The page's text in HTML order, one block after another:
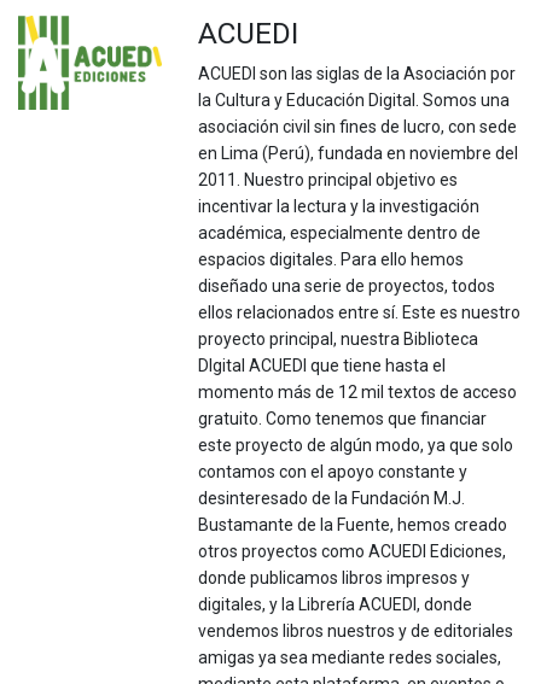
ACUEDI
ACUEDI son las siglas de la Asociación por
la Cultura y Educación Digital. Somos una
asociación civil sin fines de lucro, con sede
en Lima (Perú), fundada en noviembre del
2011. Nuestro principal objetivo es
incentivar la lectura y la investigación
académica, especialmente dentro de
espacios digitales. Para ello hemos
diseñado una serie de proyectos, todos
ellos relacionados entre sí. Este es nuestro
proyecto principal, nuestra Biblioteca
DIgital ACUEDI que tiene hasta el
momento más de 12 mil textos de acceso
gratuito. Como tenemos que financiar
este proyecto de algún modo, ya que solo
contamos con el apoyo constante y
desinteresado de la Fundación M.J.
Bustamante de la Fuente, hemos creado
otros proyectos como ACUEDI Ediciones,
donde publicamos libros impresos y
digitales, y la Librería ACUEDI, donde
vendemos libros nuestros y de editoriales
amigas ya sea mediante redes sociales,